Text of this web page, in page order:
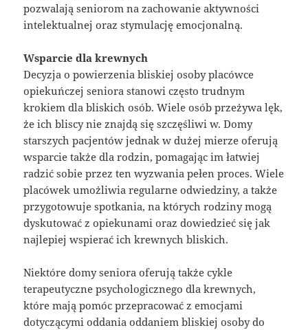
pozwalają seniorom na zachowanie aktywności
intelektualnej oraz stymulację emocjonalną.
Wsparcie dla krewnych
Decyzja o powierzenia bliskiej osoby placówce
opiekuńczej seniora stanowi często trudnym
krokiem dla bliskich osób. Wiele osób przeżywa lęk,
że ich bliscy nie znajdą się szczęśliwi w. Domy
starszych pacjentów jednak w dużej mierze oferują
wsparcie także dla rodzin, pomagając im łatwiej
radzić sobie przez ten wyzwania pełen proces. Wiele
placówek umożliwia regularne odwiedziny, a także
przygotowuje spotkania, na których rodziny mogą
dyskutować z opiekunami oraz dowiedzieć się jak
najlepiej wspierać ich krewnych bliskich.
Niektóre domy seniora oferują także cykle
terapeutyczne psychologicznego dla krewnych,
które mają pomóc przepracować z emocjami
dotyczącymi oddania oddaniem bliskiej osoby do